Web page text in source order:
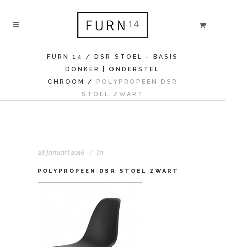
FURN 14 /
DSR STOEL - BASIS
DONKER | ONDERSTEL
CHROOM
/
POLYPROPEEN DSR
STOEL ZWART
28 januari 2016 In
POLYPROPEEN DSR STOEL ZWART